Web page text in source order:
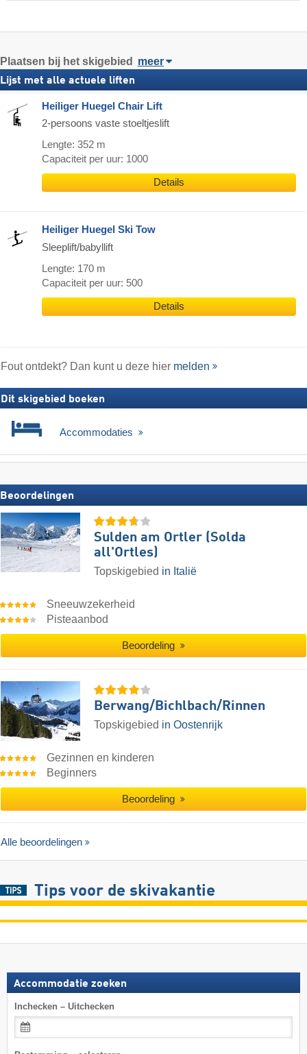
Plaatsen bij het skigebied meer
Lijst met alle actuele liften
Heiliger Huegel Chair Lift
2-persoons vaste stoeltjeslift
Lengte: 352 m
Capaciteit per uur: 1000
Details
Heiliger Huegel Ski Tow
Sleeplift/babyllift
Lengte: 170 m
Capaciteit per uur: 500
Details
Fout ontdekt? Dan kunt u deze hier melden
Dit skigebied boeken
Accommodaties
Beoordelingen
Sulden am Ortler (Solda
all'Ortles)
Topskigebied in Italië
Sneeuwzekerheid
Pisteaanbod
Beoordeling
Berwang/​Bichlbach/​Rinnen
Topskigebied in Oostenrijk
Gezinnen en kinderen
Beginners
Beoordeling
Alle beoordelingen
Tips voor de skivakantie
Accommodatie zoeken
Inchecken – Uitchecken